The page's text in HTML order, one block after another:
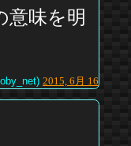
意味を明
2015, 6月 16